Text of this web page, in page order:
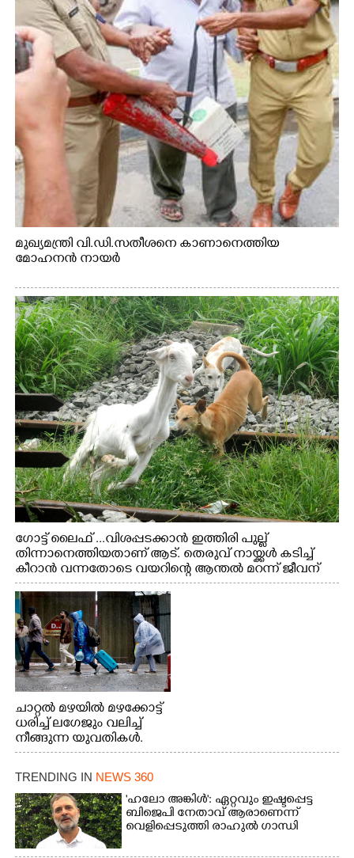
മുഖ്യമന്ത്രി വി.ഡി.സതീശനെ കാണാനെത്തിയ
മോഹനൻ നായർ
ഗോട്ട് ലൈഫ് ...വിശപ്പടക്കാൻ ഇത്തിരി പുല്ല്
തിന്നാനെത്തിയതാണ് ആട്. തെരുവ് നായ്ക്കൾ കടിച്ച്
കീറാൻ വന്നതോടെ വയറിന്റെ ആന്തൽ മറന്ന് ജീവന്
വേണ്ടിയായി ഓട്ടം. എറണാകുളം വാത്തുരുത്തിയിൽ
നിന്നുള്ള കാഴ്ച
ചാറ്റൽ മഴയിൽ മഴക്കോട്ട്
ധരിച്ച് ലഗേജും വലിച്ച്
നീങ്ങുന്ന യുവതികൾ.
എറണാകുളം മേനകയിൽ
നിന്നുള്ള കാഴ്ച
TRENDING IN NEWS 360
'ഹലോ അങ്കിൾ': ഏറ്റവും ഇഷ്ടപ്പെട്ട
ബിജെപി നേതാവ് ആരാണെന്ന്
വെളിപ്പെടുത്തി രാഹുൽ ഗാന്ധി